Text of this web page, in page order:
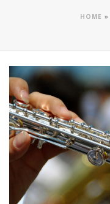
HOME »